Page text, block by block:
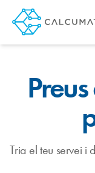
Tria el teu servei i